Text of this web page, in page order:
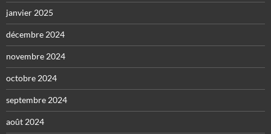
janvier 2025
décembre 2024
novembre 2024
octobre 2024
septembre 2024
août 2024